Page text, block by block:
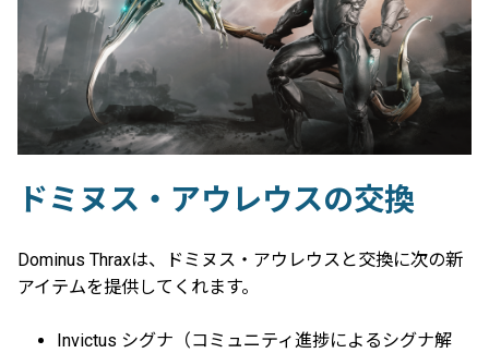
ドミヌス・アウレウスの交換
Dominus Thraxは、ドミヌス・アウレウスと交換に次の新
アイテムを提供してくれます。
Invictus シグナ（コミュニティ進捗によるシグナ解